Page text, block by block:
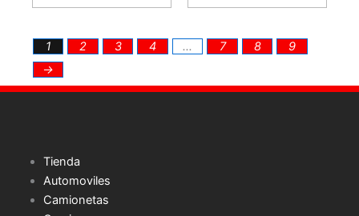
1 2 3 4 … 7 8
9
→
Tienda
Automoviles
Camionetas